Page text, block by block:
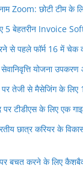
Zoom: छोटी टीम के
5 बेहतरीन Invoice
से पहले फॉर्म 16 में चेक
सेवानिवृत्ति योजना
पर तेजी से मैसेजिंग के लिए
पर टीडीएस के लिए एक
छात्र करियर के
पर बचत करने के लिए